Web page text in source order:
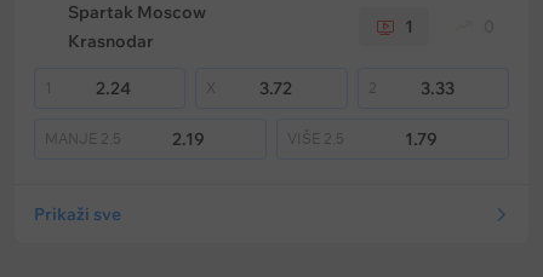
Spartak Moscow
Krasnodar
1
1 2.24 3.72 2 3.33
MANJE 2.5 2.19 VIŠE 2.5 1.79
Prikaži sve